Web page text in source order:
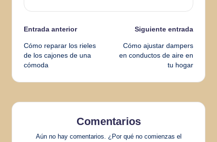
Navegación
de
entradas
Entrada anterior
Cómo reparar los rieles
de los cajones de una
cómoda
Siguiente entrada
Cómo ajustar dampers
en conductos de aire en
tu hogar
Comentarios
Aún no hay comentarios. ¿Por qué no comienzas el